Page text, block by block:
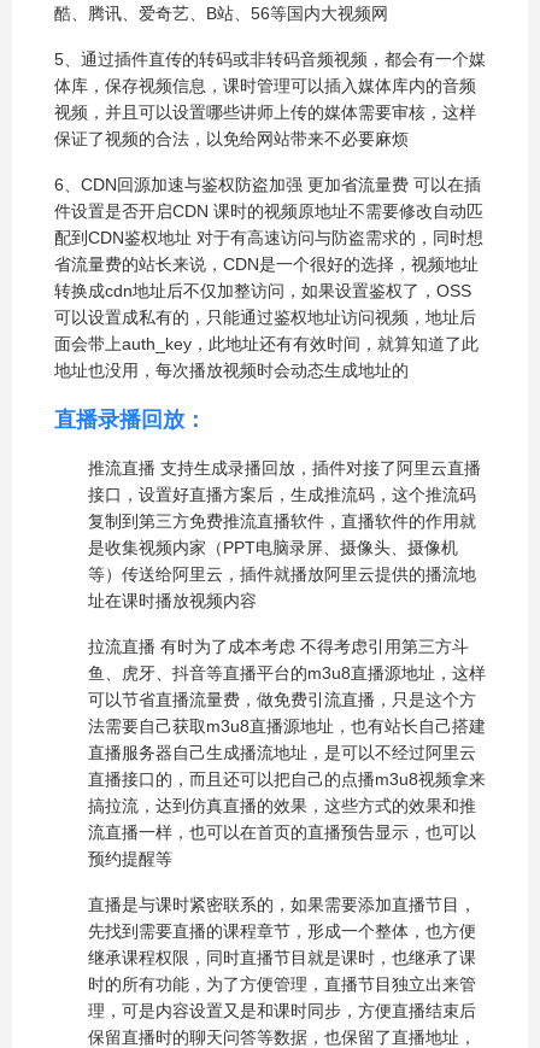
酷、腾讯、爱奇艺、B站、56等国内大视频网
5、通过插件直传的转码或非转码音频视频，都会有一个媒
体库，保存视频信息，课时管理可以插入媒体库内的音频
视频，并且可以设置哪些讲师上传的媒体需要审核，这样
保证了视频的合法，以免给网站带来不必要麻烦
6、CDN回源加速与鉴权防盗加强 更加省流量费 可以在插
件设置是否开启CDN 课时的视频原地址不需要修改自动匹
配到CDN鉴权地址 对于有高速访问与防盗需求的，同时想
省流量费的站长来说，CDN是一个很好的选择，视频地址
转换成cdn地址后不仅加整访问，如果设置鉴权了，OSS
可以设置成私有的，只能通过鉴权地址访问视频，地址后
面会带上auth_key，此地址还有有效时间，就算知道了此
地址也没用，每次播放视频时会动态生成地址的
直播录播回放：
推流直播 支持生成录播回放，插件对接了阿里云直播
接口，设置好直播方案后，生成推流码，这个推流码
复制到第三方免费推流直播软件，直播软件的作用就
是收集视频内家（PPT电脑录屏、摄像头、摄像机
等）传送给阿里云，插件就播放阿里云提供的播流地
址在课时播放视频内容
拉流直播 有时为了成本考虑 不得考虑引用第三方斗
鱼、虎牙、抖音等直播平台的m3u8直播源地址，这样
可以节省直播流量费，做免费引流直播，只是这个方
法需要自己获取m3u8直播源地址，也有站长自己搭建
直播服务器自己生成播流地址，是可以不经过阿里云
直播接口的，而且还可以把自己的点播m3u8视频拿来
搞拉流，达到仿真直播的效果，这些方式的效果和推
流直播一样，也可以在首页的直播预告显示，也可以
预约提醒等
直播是与课时紧密联系的，如果需要添加直播节目，
先找到需要直播的课程章节，形成一个整体，也方便
继承课程权限，同时直播节目就是课时，也继承了课
时的所有功能，为了方便管理，直播节目独立出来管
理，可是内容设置又是和课时同步，方便直播结束后
保留直播时的聊天问答等数据，也保留了直播地址，